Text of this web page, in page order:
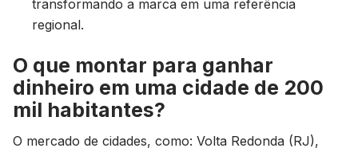
transformando a marca em uma referência
regional.
O que montar para ganhar
dinheiro em uma cidade de 200
mil habitantes?
O mercado de cidades, como: Volta Redonda (RJ),